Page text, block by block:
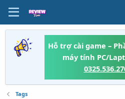
Hỗ trợ cài game –
máy tính PC/
Tags